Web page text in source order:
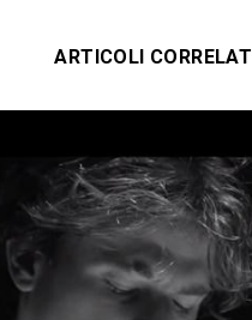
ARTICOLI CORRELATI